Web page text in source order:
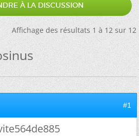
À LA DISCUSSION
Affichage des résultats 1 à 12 sur 12
#1